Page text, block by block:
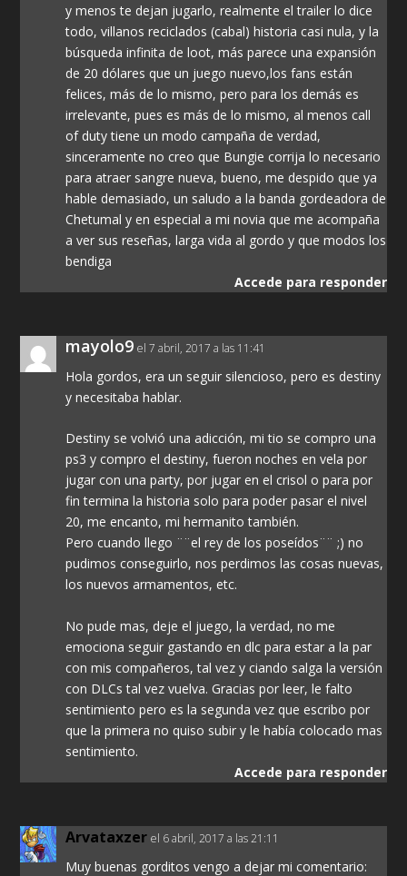
y menos te dejan jugarlo, realmente el trailer lo dice
todo, villanos reciclados (cabal) historia casi nula, y la
búsqueda infinita de loot, más parece una expansión
de 20 dólares que un juego nuevo,los fans están
felices, más de lo mismo, pero para los demás es
irrelevante, pues es más de lo mismo, al menos call
of duty tiene un modo campaña de verdad,
sinceramente no creo que Bungie corrija lo necesario
para atraer sangre nueva, bueno, me despido que ya
hable demasiado, un saludo a la banda gordeadora de
Chetumal y en especial a mi novia que me acompaña
a ver sus reseñas, larga vida al gordo y que modos los
bendiga
Accede para responder
mayolo9 el 7 abril, 2017 a las 11:41
Hola gordos, era un seguir silencioso, pero es destiny
y necesitaba hablar.
Destiny se volvió una adicción, mi tio se compro una
ps3 y compro el destiny, fueron noches en vela por
jugar con una party, por jugar en el crisol o para por
fin termina la historia solo para poder pasar el nivel
20, me encanto, mi hermanito también.
Pero cuando llego ¨¨el rey de los poseídos¨¨ ;) no
pudimos conseguirlo, nos perdimos las cosas nuevas,
los nuevos armamentos, etc.
No pude mas, deje el juego, la verdad, no me
emociona seguir gastando en dlc para estar a la par
con mis compañeros, tal vez y ciando salga la versión
con DLCs tal vez vuelva. Gracias por leer, le falto
sentimiento pero es la segunda vez que escribo por
que la primera no quiso subir y le había colocado mas
sentimiento.
Accede para responder
Arvataxzer el 6 abril, 2017 a las 21:11
Muy buenas gorditos vengo a dejar mi comentario: